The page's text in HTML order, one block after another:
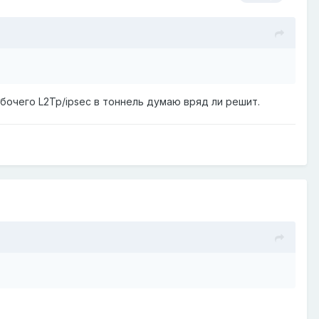
L2Tp/ipsec в тоннель думаю вряд ли решит.